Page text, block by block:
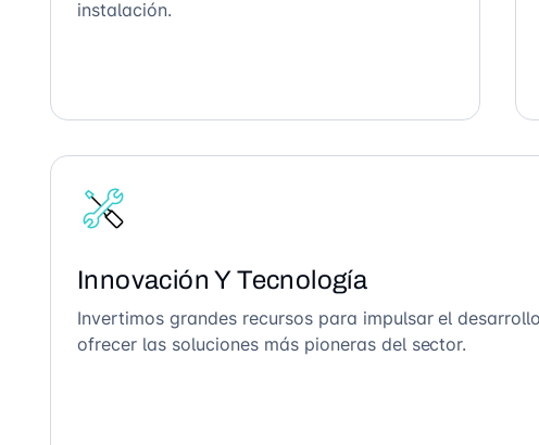
instalación.
Innovación Y Tecnología
Invertimos grandes recursos para impulsar el
ofrecer las soluciones más pioneras del sector.